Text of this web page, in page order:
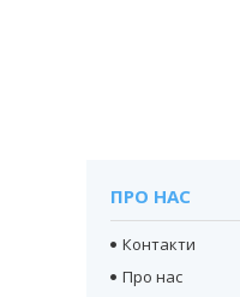
ПРО НАС
Контакти
Про нас